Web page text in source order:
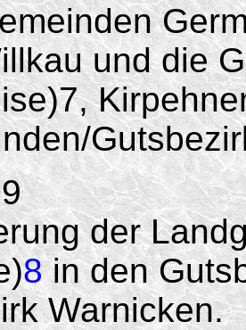
und die
der
8in den
Warnicken.